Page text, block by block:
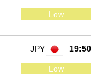
Low
19:50
JPY
Low